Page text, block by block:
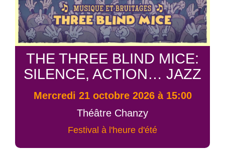
THE THREE BLIND MICE:
SILENCE, ACTION… JAZZ
mercredi 21 octobre 2026 à 15:00
Théâtre Chanzy
Festival à l'heure d'été